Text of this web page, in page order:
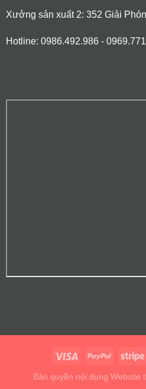
Xưởng sản xuất 2: 352 Giải
Hotline: 0986.492.986 -
Bản quyền nội dung Website